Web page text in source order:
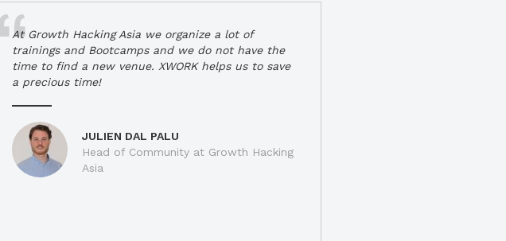
At Growth Hacking Asia we organize a lot of
trainings and Bootcamps and we do not have the
time to find a new venue. XWORK helps us to save
a precious time!
JULIEN DAL PALU
Head of Community at Growth Hacking
Asia